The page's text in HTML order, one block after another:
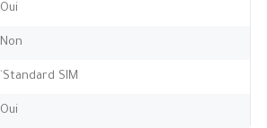
Oui
Non
`Standard SIM
Oui